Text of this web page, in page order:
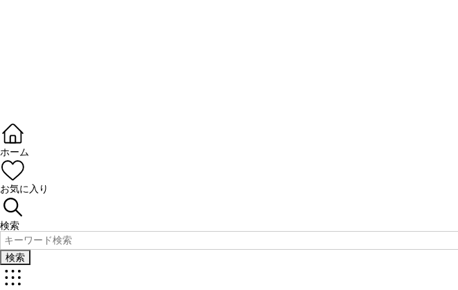
ホーム
お気に入り
検索
検索